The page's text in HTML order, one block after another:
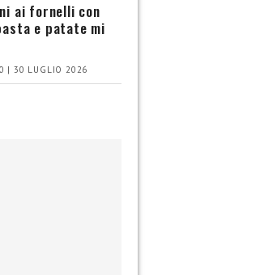
ai fornelli con
e patate mi
| 30 LUGLIO 2026